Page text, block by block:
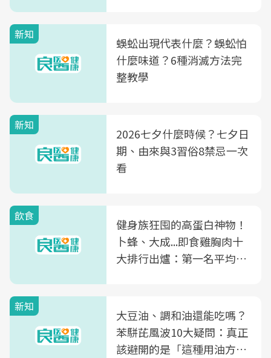
新知
蜈蚣出現代表什麼？蜈蚣怕
什麼味道？6種消滅方法完
整教學
新知
2026七夕什麼時候？七夕日
期、由來與3習俗8禁忌一次
看
飲食
健身族狂囤的高蛋白神物！
卜蜂、大成...即食雞胸肉十
大排行出爐：第一名平均一
新知
大豆油、調和油還能吃嗎？
苯駢芘風波10大疑問：真正
該避開的是「這種用油方